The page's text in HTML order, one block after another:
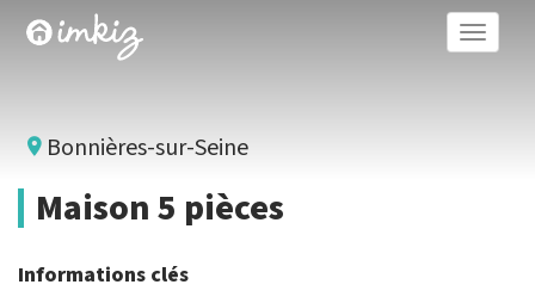
Toggle
Bonnières-sur-Seine
Maison 5 pièces
Informations clés